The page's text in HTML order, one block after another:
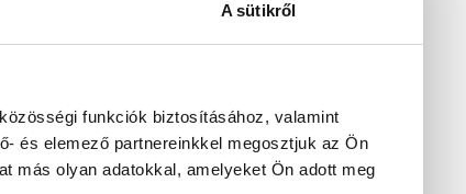
A sütikről
funkciók biztosításához, valamint
és elemező partnereinkkel megosztjuk az Ön
más olyan adatokkal, amelyeket Ön adott meg